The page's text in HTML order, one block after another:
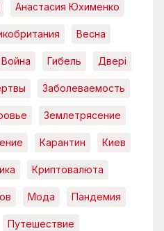
Анастасия Юхименко
Весна
Война Гибель Двері
Заболеваемость
Землетрясение
Карантин Киев
Криптовалюта
Мода Пандемия
Путешествие